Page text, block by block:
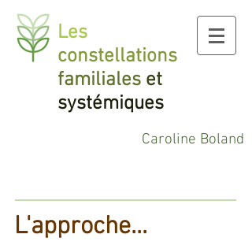
Les
constellations
familiales et
systémiques
Caroline Boland
L'approche...